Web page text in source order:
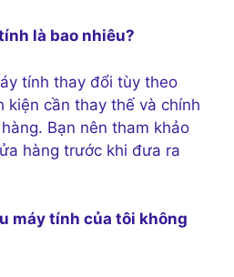
là bao nhiêu?
tính thay đổi tùy theo
kiện cần thay thế và chính
Bạn nên tham khảo
hàng trước khi đưa ra
máy tính của tôi không